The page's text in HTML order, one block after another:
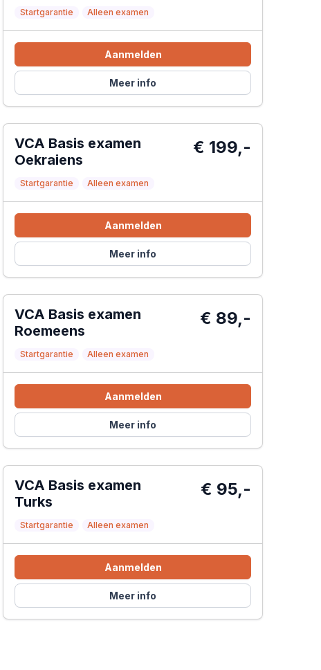
Startgarantie Alleen examen
Aanmelden
Meer info
VCA Basis examen
Oekraiens
Startgarantie Alleen examen
€ 199,-
Aanmelden
Meer info
VCA Basis examen
Roemeens
Startgarantie Alleen examen
€ 89,-
Aanmelden
Meer info
VCA Basis examen
Turks
Startgarantie Alleen examen
€ 95,-
Aanmelden
Meer info